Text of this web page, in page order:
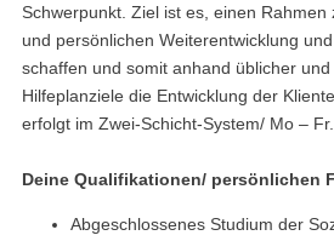
Schwerpunkt. Ziel ist es, einen Rahmen
und persönlichen Weiterentwicklung
schaffen und somit anhand üblicher
Hilfeplanziele die Entwicklung der
erfolgt im Zwei-Schicht-System/ Mo – Fr.
Deine Qualifikationen/ persönlichen
Abgeschlossenes Studium der